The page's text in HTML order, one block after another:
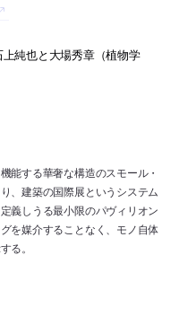
純也と大場秀章（植物学
能する華奢な構造のスモール・
、建築の国際展というシステム
義しうる最小限のパヴィリオン
を媒介することなく、モノ自体
る。